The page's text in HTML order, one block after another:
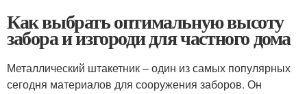
Как выбрать оптимальную высоту
забора и изгороди для частного дома
Металлический штакетник – один из самых популярных
сегодня материалов для сооружения заборов. Он